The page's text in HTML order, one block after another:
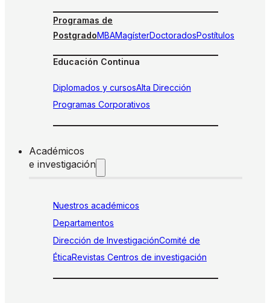
Programas de
PostgradoMBAMagísterDoctoradosPostítulos
Educación Continua
Diplomados y cursosAlta Dirección
Programas Corporativos
Académicos
e investigación
Nuestros académicos
Departamentos
Dirección de InvestigaciónComité de
ÉticaRevistas Centros de investigación